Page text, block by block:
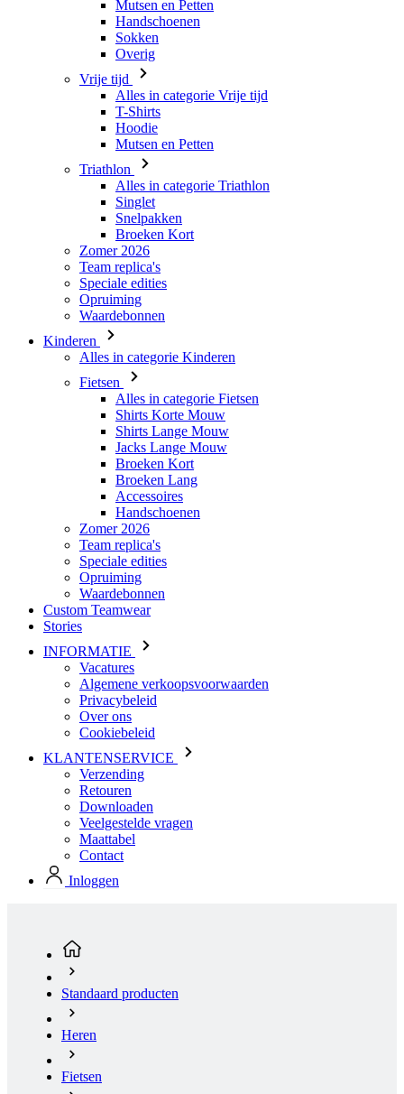
Triathlon
Alles in categorie Triathlon
Singlet
Snelpakken
Broeken Kort
Zomer 2026
Team replica's
Speciale edities
Opruiming
Waardebonnen
Alles in categorie Kinderen
Fietsen
Alles in categorie Fietsen
Shirts Korte Mouw
Shirts Lange Mouw
Jacks Lange Mouw
Broeken Kort
Broeken Lang
Handschoenen
Zomer 2026
Team replica's
Speciale edities
Opruiming
Waardebonnen
Custom Teamwear
INFORMATIE
Vacatures
Algemene verkoopsvoorwaarden
Privacybeleid
Over ons
Cookiebeleid
KLANTENSERVICE
Verzending
Retouren
Downloaden
Veelgestelde vragen
Maattabel
Contact
Inloggen
Standaard producten
Heren
Shirts Korte Mouw
Heren fietsshirt korte mouwen | DISCOVER Z2 Blue |
Maat: 2
Loose fit